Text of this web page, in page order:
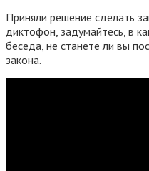
Приняли решение сделать
диктофон, задумайтесь, в
беседа, не станете ли вы
закона.